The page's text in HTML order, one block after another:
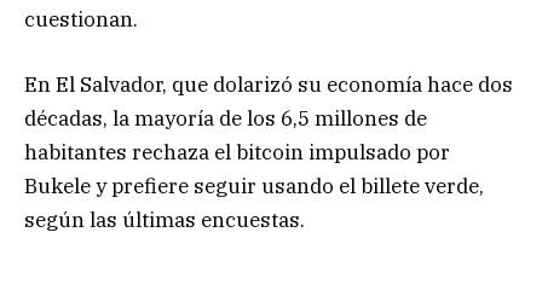
cuestionan.
En El Salvador, que dolarizó su economía hace dos
décadas, la mayoría de los 6,5 millones de
habitantes rechaza el bitcoin impulsado por
Bukele y prefiere seguir usando el billete verde,
según las últimas encuestas.